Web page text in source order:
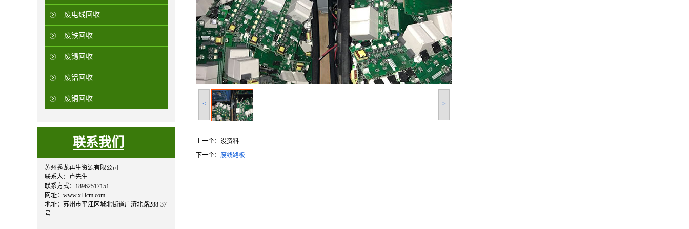
废电线回收
废铁回收
废锡回收
废铝回收
废铜回收
联系我们
苏州秀龙再生资源有限公司
联系人：卢先生
联系方式：18962517151
网址：www.xl-lcm.com
地址：苏州市平江区城北街道广济北路288-37
号
< >
上一个： 没资料
下一个： 废线路板